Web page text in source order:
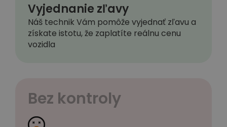
Vyjednanie zľavy
Náš technik Vám pomôže vyjednať zľavu a
získate istotu, že zaplatíte reálnu cenu
vozidla
Bez kontroly